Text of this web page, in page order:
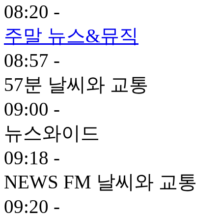
08:20 -
주말 뉴스&뮤직
08:57 -
57분 날씨와 교통
09:00 -
뉴스와이드
09:18 -
NEWS FM 날씨와 교통
09:20 -